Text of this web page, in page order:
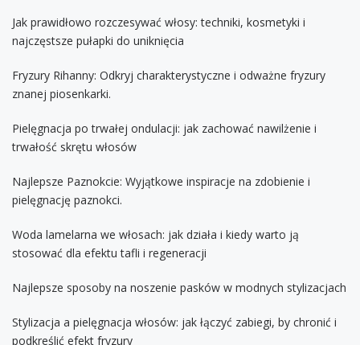
Jak prawidłowo rozczesywać włosy: techniki, kosmetyki i
najczęstsze pułapki do uniknięcia
Fryzury Rihanny: Odkryj charakterystyczne i odważne fryzury
znanej piosenkarki.
Pielęgnacja po trwałej ondulacji: jak zachować nawilżenie i
trwałość skrętu włosów
Najlepsze Paznokcie: Wyjątkowe inspiracje na zdobienie i
pielęgnację paznokci.
Woda lamelarna we włosach: jak działa i kiedy warto ją
stosować dla efektu tafli i regeneracji
Najlepsze sposoby na noszenie pasków w modnych stylizacjach
Stylizacja a pielęgnacja włosów: jak łączyć zabiegi, by chronić i
podkreślić efekt fryzury